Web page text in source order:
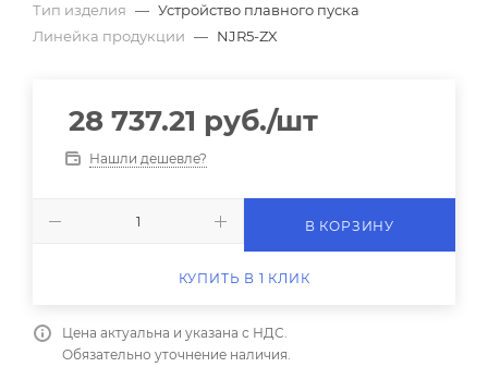
Тип изделия — Устройство плавного пуска
Линейка продукции — NJR5-ZX
28 737.21 руб./шт
Нашли дешевле?
В КОРЗИНУ
КУПИТЬ В 1 КЛИК
Цена актуальна и указана с НДС.
Обязательно уточнение наличия.